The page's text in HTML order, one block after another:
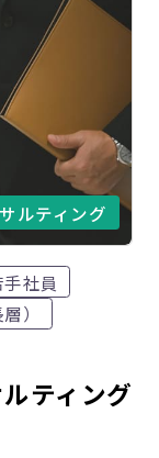
ルティング
手社員
）
ティング